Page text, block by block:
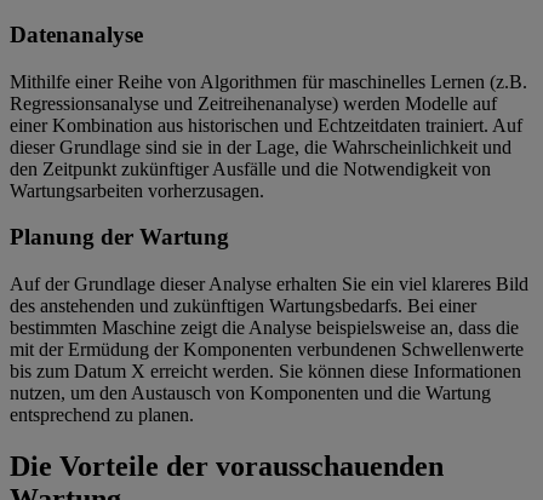
Datenanalyse
Mithilfe einer Reihe von Algorithmen für maschinelles Lernen (z.B.
Regressionsanalyse und Zeitreihenanalyse) werden Modelle auf
einer Kombination aus historischen und Echtzeitdaten trainiert. Auf
dieser Grundlage sind sie in der Lage, die Wahrscheinlichkeit und
den Zeitpunkt zukünftiger Ausfälle und die Notwendigkeit von
Wartungsarbeiten vorherzusagen.
Planung der Wartung
Auf der Grundlage dieser Analyse erhalten Sie ein viel klareres Bild
des anstehenden und zukünftigen Wartungsbedarfs. Bei einer
bestimmten Maschine zeigt die Analyse beispielsweise an, dass die
mit der Ermüdung der Komponenten verbundenen Schwellenwerte
bis zum Datum X erreicht werden. Sie können diese Informationen
nutzen, um den Austausch von Komponenten und die Wartung
entsprechend zu planen.
Die Vorteile der vorausschauenden